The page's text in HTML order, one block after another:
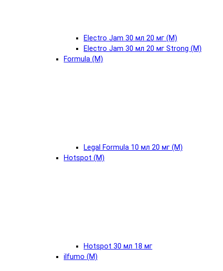
Electro Jam 30 мл 20 мг (М)
Electro Jam 30 мл 20 мг Strong (М)
Formula (М)
Legal Formula 10 мл 20 мг (М)
Hotspot (М)
Hotspot 30 мл 18 мг
ilfumo (М)